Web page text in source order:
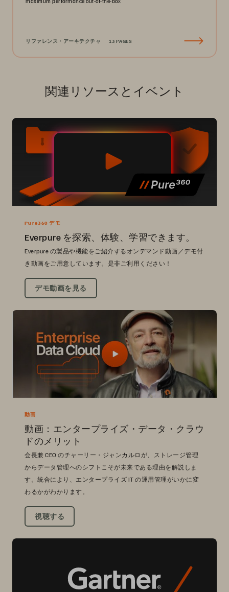
リファレンス・アーキテクチャ 13 PAGES
関連リソースとイベント
Pure360 デモ
Everpure を探索、体験、学習できます。
Everpure の製品や機能をご紹介するオンデマンド動画／デモ付
き動画をご用意しています。是非ご利用ください！
デモ動画を見る
動画
動画：エンタープライズ・データ・クラウ
ドのメリット
会長兼 CEO のチャーリー・ジャンカルロが、ストレージ管理
からデータ管理へのシフトこそが未来である理由を解説しま
す。統合により、エンタープライズ IT の運用管理がいかに変
わるかがわかります。
視聴する